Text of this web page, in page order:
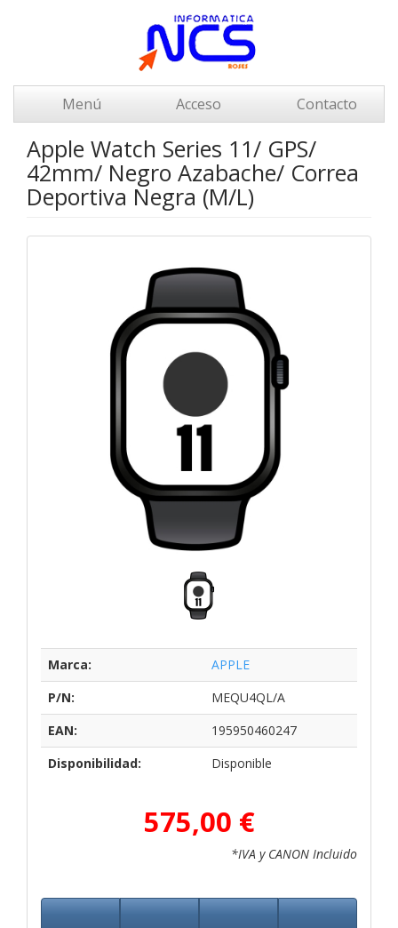
Menú Acceso Contacto
Apple Watch Series 11/ GPS/
42mm/ Negro Azabache/ Correa
Deportiva Negra (M/L)
Marca:
APPLE
P/N:
MEQU4QL/A
EAN:
195950460247
Disponibilidad:
Disponible
575,00 €
*IVA y CANON Incluido